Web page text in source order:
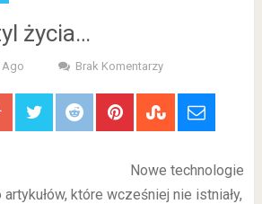
życia…
Ago Brak Komentarzy
Nowe technologie
które wcześniej nie istniały,